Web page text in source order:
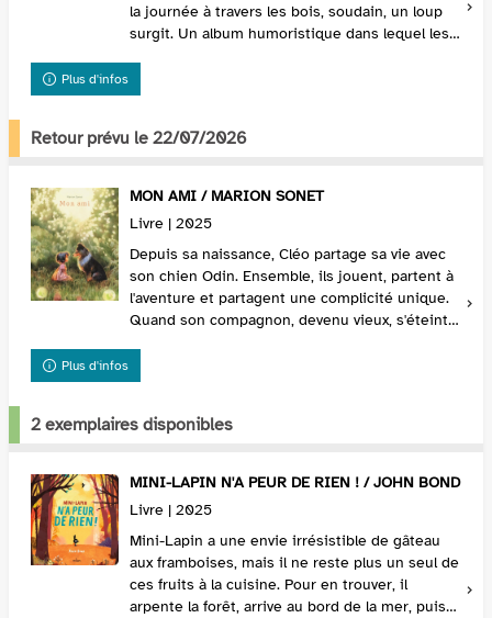
la journée à travers les bois, soudain, un loup
surgit. Un album humoristique dans lequel les
Plus d'infos
Retour prévu le 22/07/2026
MON AMI / MARION SONET
Livre | 2025
Depuis sa naissance, Cléo partage sa vie avec
son chien Odin. Ensemble, ils jouent, partent à
l'aventure et partagent une complicité unique.
Quand son compagnon, devenu vieux, s'éteint,
Plus d'infos
2 exemplaires disponibles
MINI-LAPIN N'A PEUR DE RIEN ! / JOHN BOND
Livre | 2025
Mini-Lapin a une envie irrésistible de gâteau
aux framboises, mais il ne reste plus un seul de
ces fruits à la cuisine. Pour en trouver, il
arpente la forêt, arrive au bord de la mer, puis